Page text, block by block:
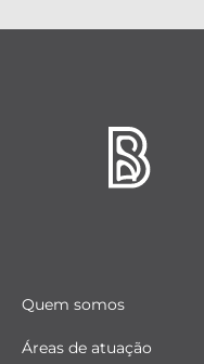
Quem somos
Áreas de atuação